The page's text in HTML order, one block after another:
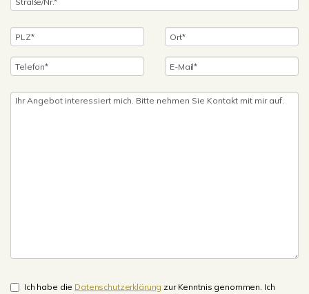
Ich habe die Datenschutzerklärung zur Kenntnis genommen. Ich